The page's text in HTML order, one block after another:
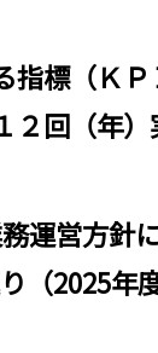
指標（ＫＰ
２回（年
運営方針
（2025年度